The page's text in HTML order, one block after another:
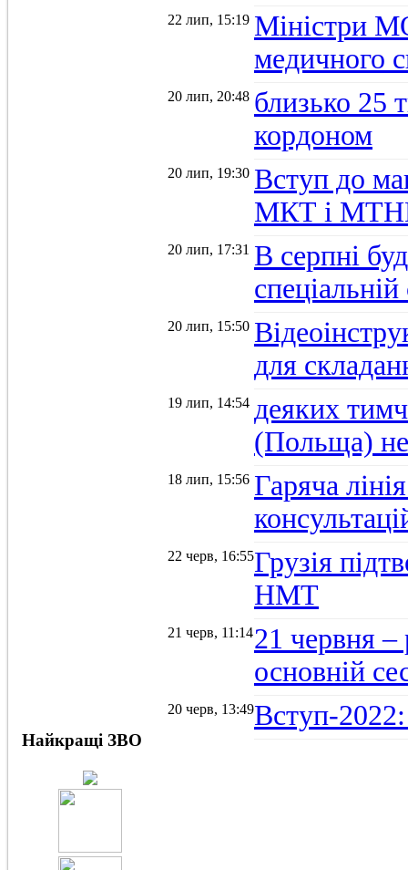
22 лип, 15:19 Міністри
медичного
20 лип, 20:48 близько 25
кордоном
20 лип, 19:30 Вступ до
МКТ і
20 лип, 17:31 В серпні
20 лип, 15:50
для
19 лип, 14:54 деяких
(Польща)
18 лип, 15:56 Гаряча
22 черв, 16:55Грузія
НМТ
21 черв, 11:1421 червня –
основній
20 черв, 13:49Вступ-
Найкращі ЗВО